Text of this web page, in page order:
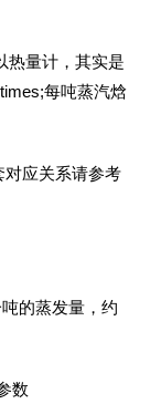
热量计，其实是
每吨蒸汽焓
对应关系请参考
的蒸发量，约
数